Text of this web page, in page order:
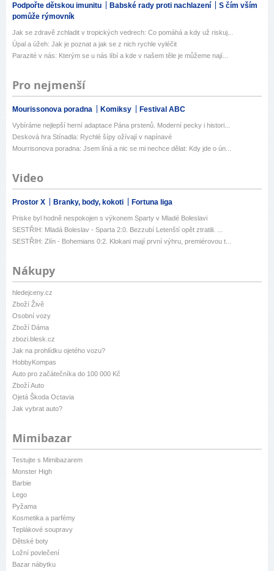
Podpořte dětskou imunitu Babské rady proti nachlazení
S čím vším
pomůže rýmovník
Jak se zdravě zchladit v tropických vedrech: Co pomáhá a kdy už riskuj...
Úpal a úžeh: Jak je poznat a jak se z nich rychle vyléčit
Parazité v nás: Kterým se u nás líbí a kde v našem těle je můžeme nají...
Pro nejmenší
Mourissonova poradna Komiksy Festival ABC
Vybíráme nejlepší herní adaptace Pána prstenů. Moderní pecky i histori...
Desková hra Stínadla: Rychlé šípy ožívají v napínavé
Mourrisonova poradna: Jsem líná a nic se mi nechce dělat: Kdy jde o ún...
Video
Prostor X Branky, body, kokoti Fortuna liga
Priske byl hodně nespokojen s výkonem Sparty v Mladé Boleslavi
SESTŘIH: Mladá Boleslav - Sparta 2:0. Bezzubí Letenští opět ztratili. ...
SESTŘIH: Zlín - Bohemians 0:2. Klokani mají první výhru, premiérovou t...
Nákupy
hledejceny.cz
Zboží Živě
Osobní vozy
Zboží Dáma
zbozi.blesk.cz
Jak na prohlídku ojetého vozu?
HobbyKompas
Auto pro začátečníka do 100 000 Kč
Zboží Auto
Ojetá Škoda Octavia
Jak vybrat auto?
Mimibazar
Testujte s Mimibazarem
Monster High
Barbie
Lego
Pyžama
Kosmetika a parfémy
Teplákové soupravy
Dětské boty
Ložní povlečení
Bazar nábytku